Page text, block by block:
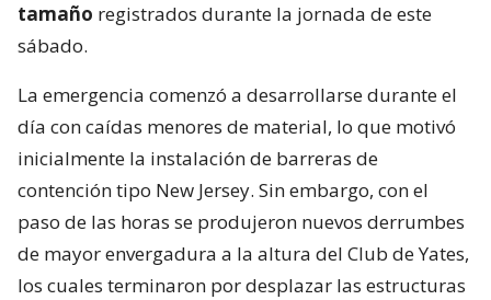
tamaño registrados durante la jornada de este
sábado.
La emergencia comenzó a desarrollarse durante el
día con caídas menores de material, lo que motivó
inicialmente la instalación de barreras de
contención tipo New Jersey. Sin embargo, con el
paso de las horas se produjeron nuevos derrumbes
de mayor envergadura a la altura del Club de Yates,
los cuales terminaron por desplazar las estructuras